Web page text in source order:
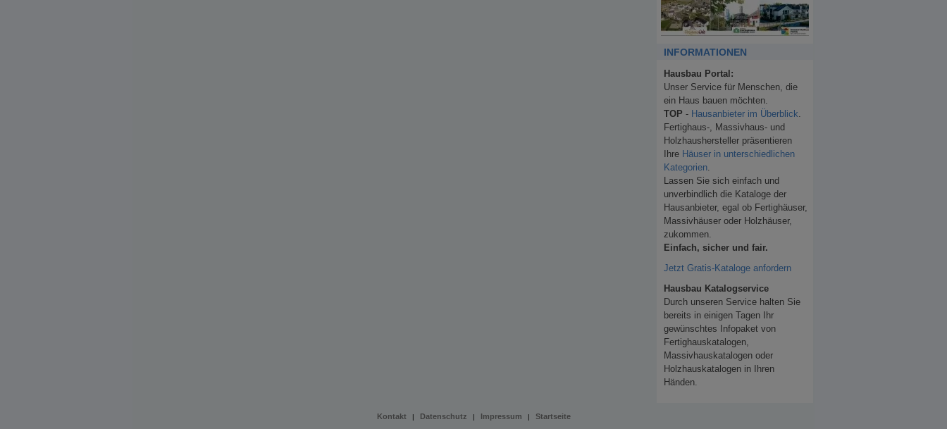
INFORMATIONEN
Hausbau Portal:
Unser Service für Menschen, die
ein Haus bauen möchten.
TOP - Hausanbieter im Überblick
Fertighaus-, Massivhaus- und
Holzhaushersteller präsentieren
Ihre Häuser in unterschiedlichen
Kategorien
Lassen Sie sich einfach und
unverbindlich die Kataloge der
Hausanbieter, egal ob Fertighäuser,
Massivhäuser oder Holzhäuser,
zukommen.
Einfach, sicher und fair.
Jetzt Gratis-Kataloge anfordern
Hausbau Katalogservice
Durch unseren Service halten Sie
bereits in einigen Tagen Ihr
gewünschtes Infopaket von
Fertighauskatalogen,
Massivhauskatalogen oder
Holzhauskatalogen in Ihren
Händen.
Kontakt | Datenschutz | Impressum | Startseite